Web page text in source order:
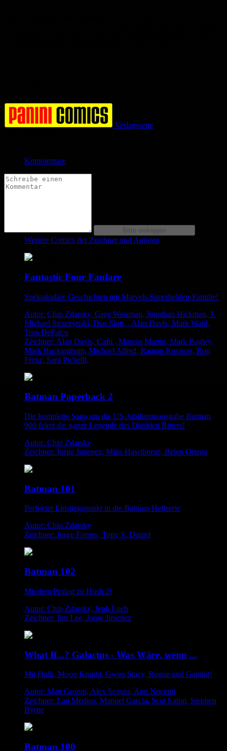
Verlagsseite
Kommentare
Weitere Comics der Zeichner und Autoren
Fantastic Four Fanfare
Spektakuläre Geschichten mit Marvels Superhelden-Familie!
Autor: Chip Zdarsky, Greg Weisman, Jonathan Hickman, J.
Michael Straczynski, Dan Slott, , Alan Davis, Mark Waid,
Tom DeFalco
Zeichner: Alan Davis, Cafu , Marcos Martin, Mark Bagley,
Mark Buckingham, Michael Allred, Ramon Rosanas, Ron
Frenz, Sara Pichelli,
Batman Paperback 2
Die komplette Saga um die US-Jubiläumsausgabe Batman
900 feiert die ganze Legende des Dunklen Ritters!
Autor: Chip Zdarsky
Zeichner: Jorge Jimenez, Mike Hawthorne, Belen Ortega
Batman 101
Perfekter Einstiegspunkt in die Batman-Heftserie
Autor: Chip Zdarsky
Zeichner: Jorge Fornes, Tony S. Daniel
Batman 102
Mit dem Prolog zu Hush 2!
Autor: Chip Zdarsky, Jeph Loeb
Zeichner: Jim Lee, Jorge Jimenez
What If...? Galactus - Was Wäre, wenn ...
Mit Hulk, Moon Knight, Gwen Stacy, Rogue und Gambit!
Autor: Matt Groom, Alex Segura, Ann Nocenti
Zeichner: Lan Medina, Manuel Garcia, Scot Eaton, Stephen
Byrne
Batman 100